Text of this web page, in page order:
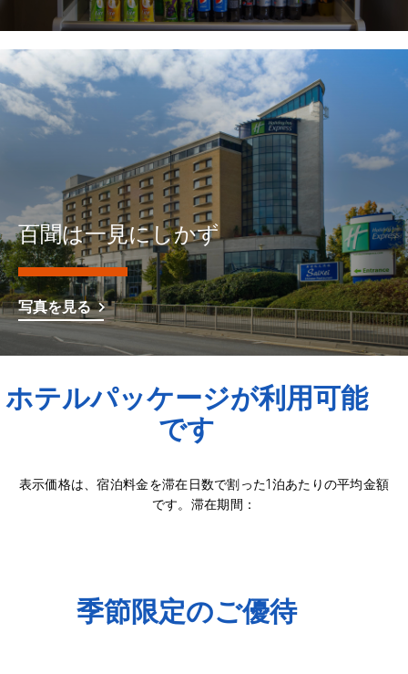
百聞は一見にしかず
写真を見る
ホテルパッケージが利用可能
です
表示価格は、宿泊料金を滞在日数で割った1泊あたりの平均金額
です。滞在期間：
季節限定のご優待